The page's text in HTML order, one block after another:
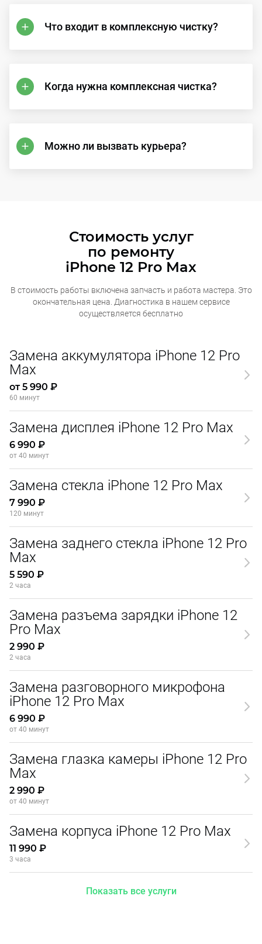
Что входит в комплексную чистку?
Когда нужна комплексная чистка?
Можно ли вызвать курьера?
Стоимость услуг
по ремонту
iPhone 12 Pro Max
В стоимость работы включена запчасть и работа мастера. Это
окончательная цена. Диагностика в нашем сервисе
осуществляется бесплатно
Замена аккумулятора iPhone 12 Pro
Max
от 5 990 ₽
60 минут
Замена дисплея iPhone 12 Pro Max
6 990 ₽
от 40 минут
Замена стекла iPhone 12 Pro Max
7 990 ₽
120 минут
Замена заднего стекла iPhone 12 Pro
Max
5 590 ₽
2 часа
Замена разъема зарядки iPhone 12
Pro Max
2 990 ₽
2 часа
Замена разговорного микрофона
iPhone 12 Pro Max
6 990 ₽
от 40 минут
Замена глазка камеры iPhone 12 Pro
Max
2 990 ₽
от 40 минут
Замена корпуса iPhone 12 Pro Max
11 990 ₽
3 часа
Показать все услуги